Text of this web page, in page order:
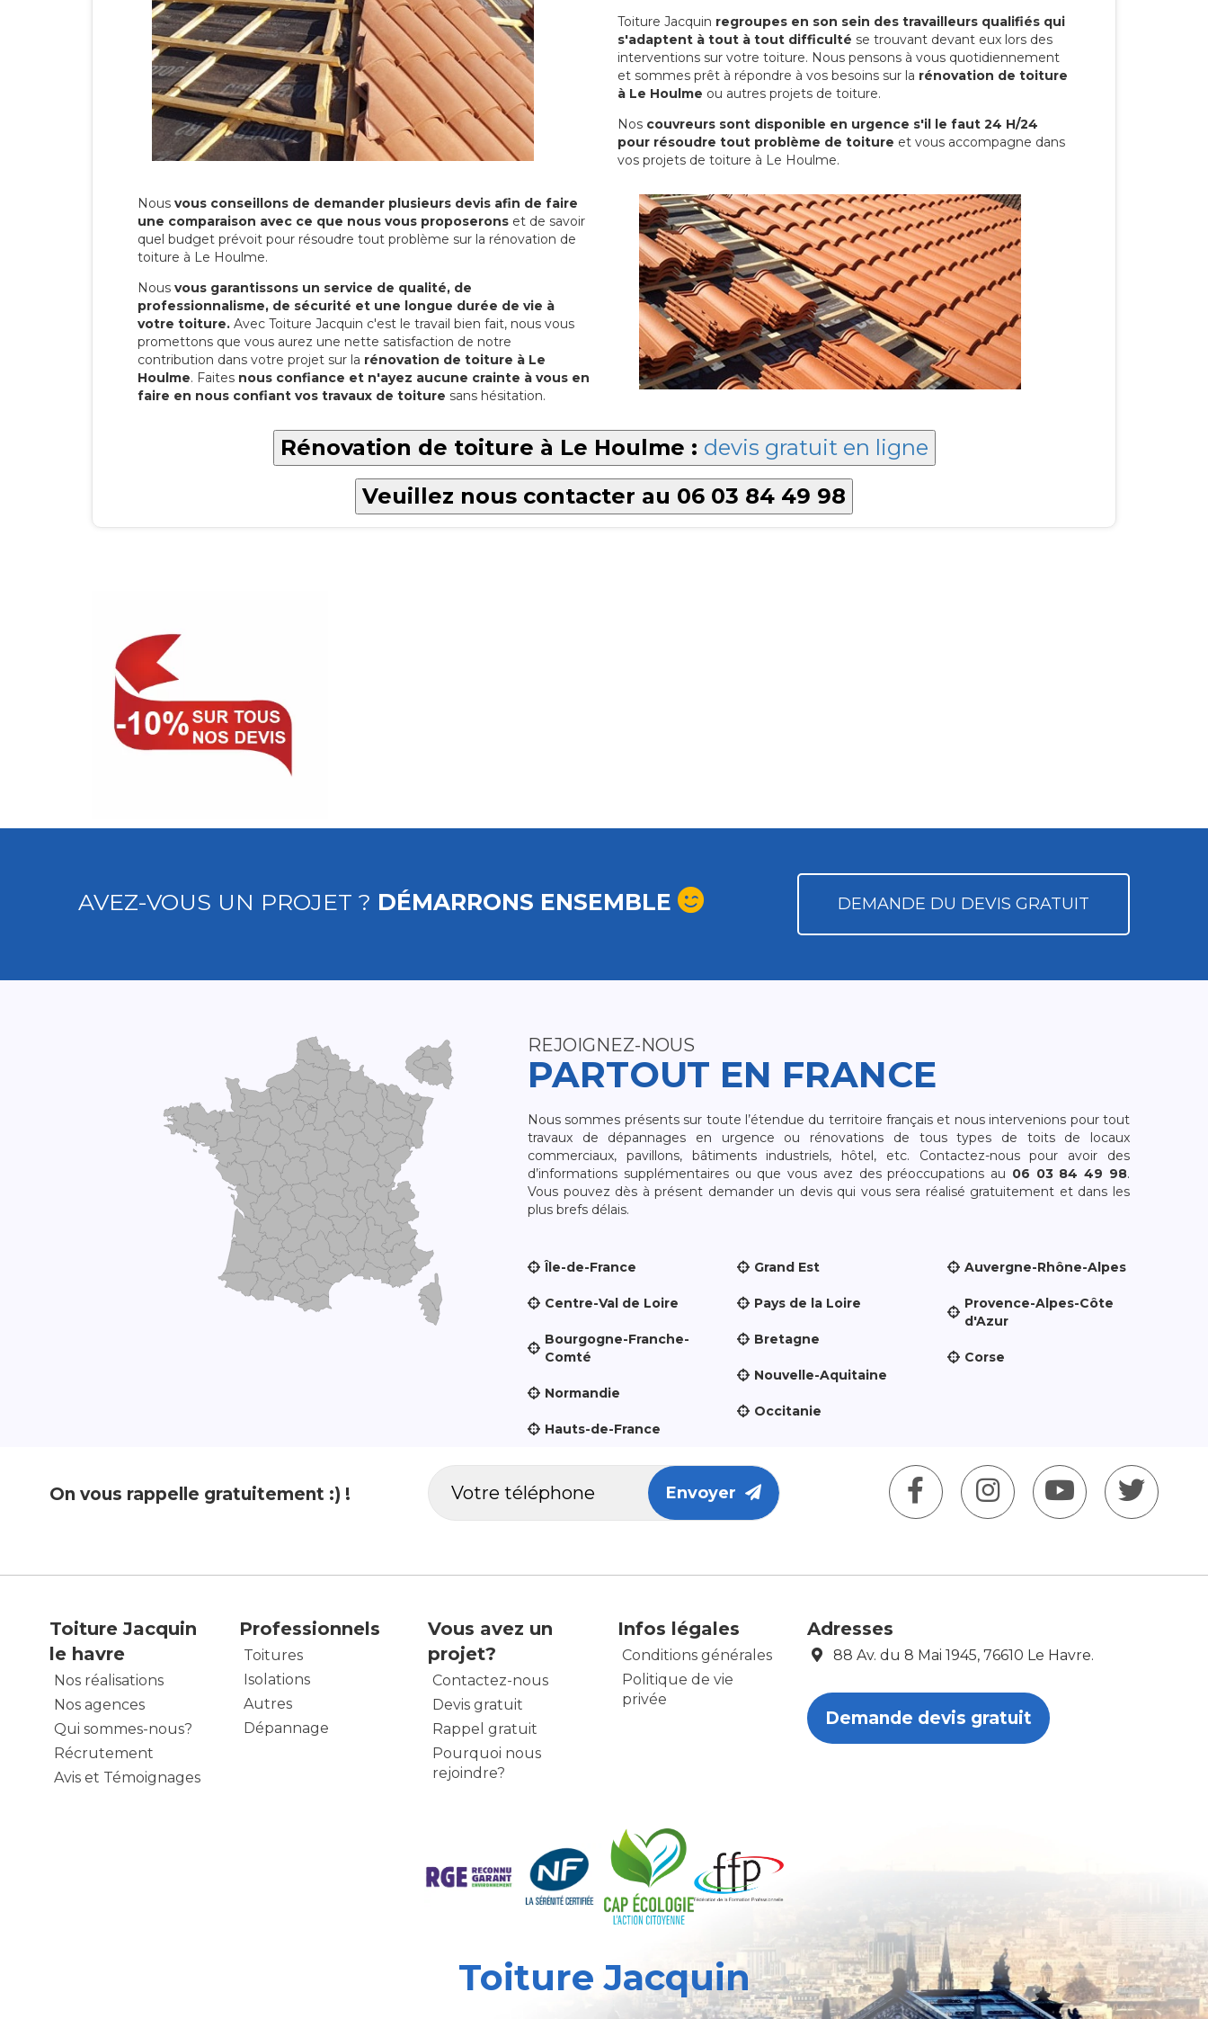
Toiture Jacquin regroupes en son sein des travailleurs qualifiés qui
s'adaptent à tout à tout difficulté se trouvant devant eux lors des
interventions sur votre toiture. Nous pensons à vous quotidiennement
et sommes prêt à répondre à vos besoins sur la rénovation de toiture
à Le Houlme ou autres projets de toiture.
Nos couvreurs sont disponible en urgence s'il le faut 24 H/24
pour résoudre tout problème de toiture et vous accompagne dans
vos projets de toiture à Le Houlme.
Nous vous conseillons de demander plusieurs devis afin de faire
une comparaison avec ce que nous vous proposerons et de savoir
quel budget prévoit pour résoudre tout problème sur la rénovation de
toiture à Le Houlme.
Nous vous garantissons un service de qualité, de
professionnalisme, de sécurité et une longue durée de vie à
votre toiture. Avec Toiture Jacquin c'est le travail bien fait, nous vous
promettons que vous aurez une nette satisfaction de notre
contribution dans votre projet sur la rénovation de toiture à Le
Houlme. Faites nous confiance et n'ayez aucune crainte à vous en
faire en nous confiant vos travaux de toiture sans hésitation.
Rénovation de toiture à Le Houlme : devis gratuit en ligne
Veuillez nous contacter au 06 03 84 49 98
AVEZ-VOUS UN PROJET ? DÉMARRONS ENSEMBLE DEMANDE DU DEVIS GRATUIT
REJOIGNEZ-NOUS
PARTOUT EN FRANCE
Nous sommes présents sur toute l’étendue du territoire français et nous intervenions pour tout
travaux de dépannages en urgence ou rénovations de tous types de toits de locaux
commerciaux, pavillons, bâtiments industriels, hôtel, etc. Contactez-nous pour avoir des
d’informations supplémentaires ou que vous avez des préoccupations au 06 03 84 49 98.
Vous pouvez dès à présent demander un devis qui vous sera réalisé gratuitement et dans les
plus brefs délais.
Île-de-France
Centre-Val de Loire
Bourgogne-Franche-
Comté
Normandie
Hauts-de-France
Grand Est
Pays de la Loire
Bretagne
Nouvelle-Aquitaine
Occitanie
Auvergne-Rhône-Alpes
Provence-Alpes-Côte
d'Azur
Corse
On vous rappelle gratuitement :) ! Envoyer
Toiture Jacquin
le havre
Nos réalisations
Nos agences
Qui sommes-nous?
Récrutement
Avis et Témoignages
Professionnels
Toitures
Isolations
Autres
Dépannage
Vous avez un
projet?
Contactez-nous
Devis gratuit
Rappel gratuit
Pourquoi nous
rejoindre?
Infos légales
Conditions générales
Politique de vie
privée
Adresses
88 Av. du 8 Mai 1945, 76610 Le Havre.
Demande devis gratuit
Toiture Jacquin